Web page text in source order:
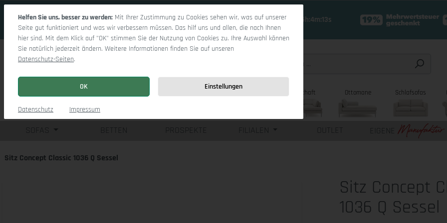
17 Tage 15h:4m:12s
Wohnlandschaft Ottomane Schlafsofas
BETTEN PROSPEKTE FILIALEN OUTLET EIGENE
Sitz Concept Classic 1036 Q Sessel
Sitz Concept
1036 Q Sessel
Helfen Sie uns, besser zu werden: Mit Ihrer Zustimmung zu Cookies sehen wir, was auf unserer
Seite gut funktioniert und was wir verbessern müssen. Das hilf uns und allen, die nach Ihnen
hier sind. Mit dem Klick auf "OK" stimmen Sie der Nutzung von Cookies zu. Ihre Auswahl können
Sie natürlich jederzeit ändern. Weitere Informationen finden Sie auf unseren
Datenschutz-Seiten.
OK Einstellungen
Datenschutz Impressum